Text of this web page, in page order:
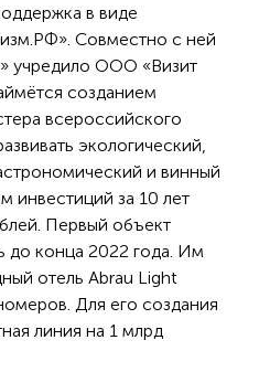
в виде
Совместно с ней
учредило ООО «Визит
созданием
всероссийского
экологический,
и винный
инвестиций за 10 лет
Первый объект
до конца 2022 года. Им
отель Abrau Light
Для его создания
линия на 1 млрд